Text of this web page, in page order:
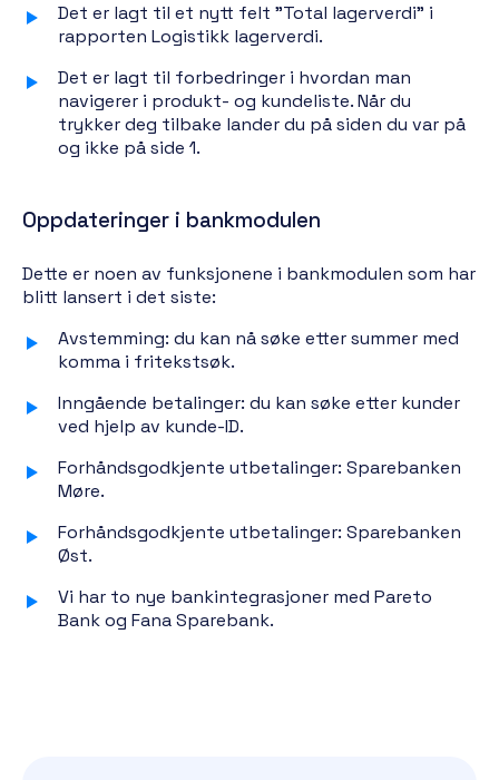
Det er lagt til et nytt felt "Total lagerverdi" i
rapporten Logistikk lagerverdi.
Det er lagt til forbedringer i hvordan man
navigerer i produkt- og kundeliste. Når du
trykker deg tilbake lander du på siden du var på
og ikke på side 1.
Oppdateringer i bankmodulen
Dette er noen av funksjonene i bankmodulen som har
blitt lansert i det siste:
Avstemming: du kan nå søke etter summer med
komma i fritekstsøk.
Inngående betalinger: du kan søke etter kunder
ved hjelp av kunde-ID.
Forhåndsgodkjente utbetalinger: Sparebanken
Møre.
Forhåndsgodkjente utbetalinger: Sparebanken
Øst.
Vi har to nye bankintegrasjoner med Pareto
Bank og Fana Sparebank.